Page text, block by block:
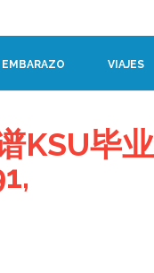
VIAJES
KSU毕